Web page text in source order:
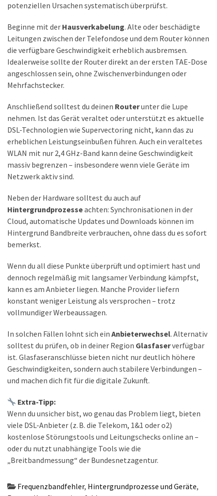
potenziellen Ursachen systematisch überprüfst.
Beginne mit der Hausverkabelung. Alte oder beschädigte
Leitungen zwischen der Telefondose und dem Router können
die verfügbare Geschwindigkeit erheblich ausbremsen.
Idealerweise sollte der Router direkt an der ersten TAE-Dose
angeschlossen sein, ohne Zwischenverbindungen oder
Mehrfachstecker.
Anschließend solltest du deinen Routerunter die Lupe
nehmen. Ist das Gerät veraltet oder unterstützt es aktuelle
DSL-Technologien wie Supervectoring nicht, kann das zu
erheblichen Leistungseinbußen führen. Auch ein veraltetes
WLAN mit nur 2,4 GHz-Band kann deine Geschwindigkeit
massiv begrenzen – insbesondere wenn viele Geräte im
Netzwerk aktiv sind.
Neben der Hardware solltest du auch auf
Hintergrundprozesseachten: Synchronisationen in der
Cloud, automatische Updates und Downloads können im
Hintergrund Bandbreite verbrauchen, ohne dass du es sofort
bemerkst.
Wenn du all diese Punkte überprüft und optimiert hast und
dennoch regelmäßig mit langsamer Verbindung kämpfst,
kann es am Anbieter liegen. Manche Provider liefern
konstant weniger Leistung als versprochen – trotz
vollmundiger Werbeaussagen.
In solchen Fällen lohnt sich ein Anbieterwechsel. Alternativ
solltest du prüfen, ob in deiner Region Glasfaserverfügbar
ist. Glasfaseranschlüsse bieten nicht nur deutlich höhere
Geschwindigkeiten, sondern auch stabilere Verbindungen –
und machen dich fit für die digitale Zukunft.
Extra-Tipp:
Wenn du unsicher bist, wo genau das Problem liegt, bieten
viele DSL-Anbieter (z. B. die Telekom, 1&1 oder o2)
kostenlose Störungstools und Leitungschecks online an –
oder du nutzt unabhängige Tools wie die
„Breitbandmessung“ der Bundesnetzagentur.
Frequenzbandfehler, Hintergrundprozesse und Geräte,